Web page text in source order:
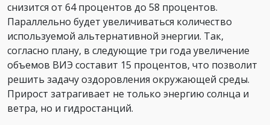
снизится от 64 процентов до 58 процентов.
Параллельно будет увеличиваться количество
используемой альтернативной энергии. Так,
согласно плану, в следующие три года увеличение
объемов ВИЭ составит 15 процентов, что позволит
решить задачу оздоровления окружающей среды.
Прирост затрагивает не только энергию солнца и
ветра, но и гидростанций.